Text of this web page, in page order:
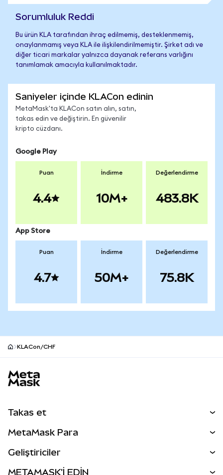
Sorumluluk Reddi
Bu ürün KLA tarafından ihraç edilmemiş, desteklenmemiş,
onaylanmamış veya KLA ile ilişkilendirilmemiştir. Şirket adı ve
diğer ticari markalar yalnızca dayanak referans varlığını
tanımlamak amacıyla kullanılmaktadır.
Saniyeler içinde KLACon edinin
MetaMask'ta KLACon satın alın, satın,
takas edin ve değiştirin. En güvenilir
kripto cüzdanı.
Google Play
Puan
4.4
İndirme
10M+
Değerlendirme
483.8K
App Store
Puan
4.7
İndirme
50M+
Değerlendirme
75.8K
KLACon/CHF
Takas et
Perps
MetaMask Para
Geliştiriciler
METAMASK'İ EDİN